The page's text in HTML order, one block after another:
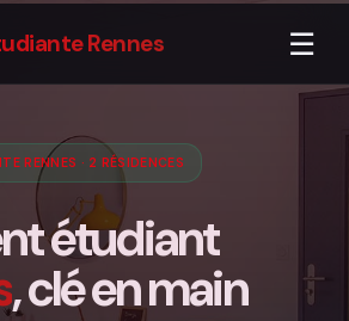
Rennes ☰
RENNES · 2 RÉSIDENCES
étudiant
, clé en main